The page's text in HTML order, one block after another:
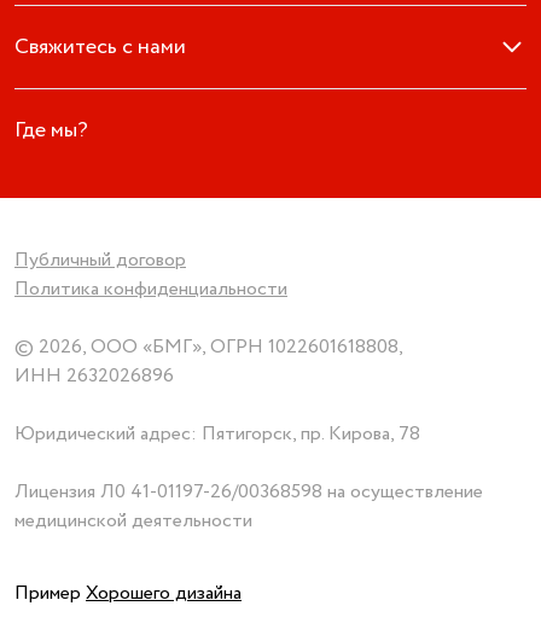
Свяжитесь с нами
Где мы?
© 2026, ООО «БМГ», ОГРН 1022601618808,
ИНН 2632026896
Публичный договор
Политика конфиденциальности
Лицензия Л0 41-01197-26/00368598 на осуществление
медицинской деятельности
Юридический адрес: Пятигорск, пр. Кирова, 78
Пример Хорошего дизайна